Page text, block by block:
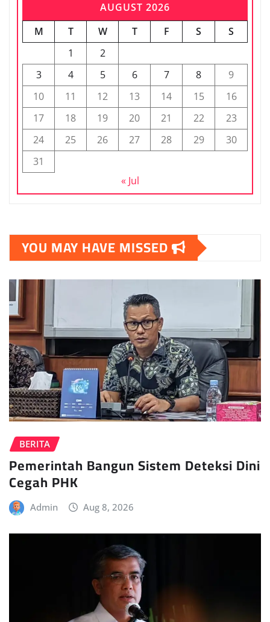
AUGUST 2026
M
T W T F S
S
1
2
3
4 5 6 7 8
9
10
11 12 13 14 15
16
17
18 19 20 21 22
23
24
25 26 27 28 29
30
31
« Jul
YOU MAY HAVE MISSED
BERITA
Pemerintah Bangun Sistem Deteksi Dini
Cegah PHK
Admin Aug 8, 2026